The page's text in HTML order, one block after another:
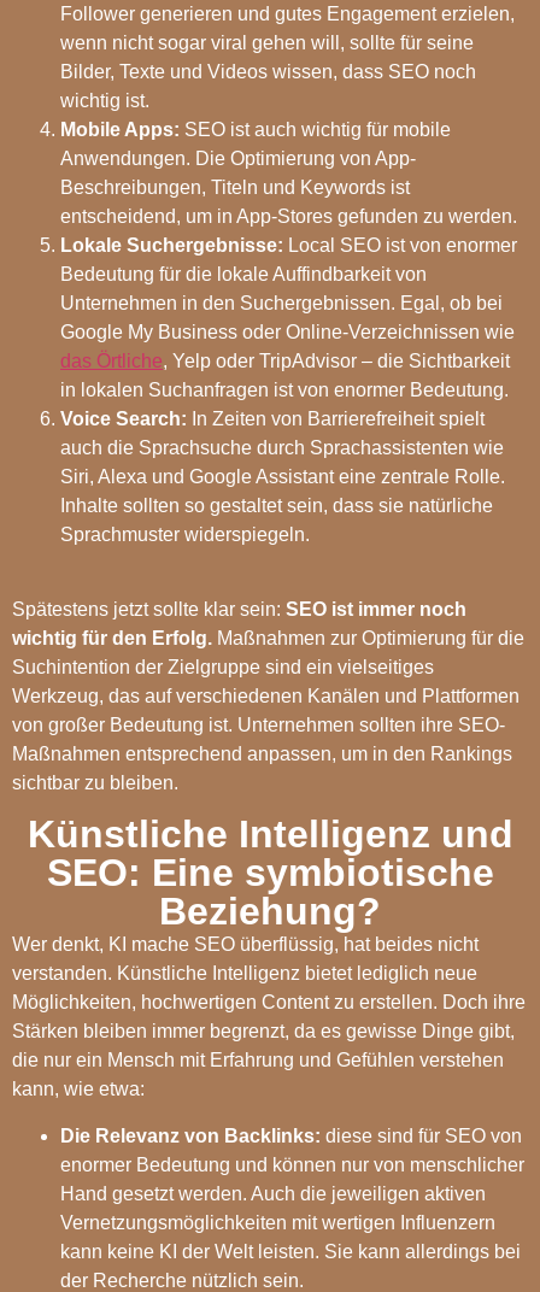
Follower generieren und gutes Engagement erzielen,
wenn nicht sogar viral gehen will, sollte für seine
Bilder, Texte und Videos wissen, dass SEO noch
wichtig ist.
Mobile Apps: SEO ist auch wichtig für mobile
Anwendungen. Die Optimierung von App-
Beschreibungen, Titeln und Keywords ist
entscheidend, um in App-Stores gefunden zu werden.
Lokale Suchergebnisse: Local SEO ist von enormer
Bedeutung für die lokale Auffindbarkeit von
Unternehmen in den Suchergebnissen. Egal, ob bei
Google My Business oder Online-Verzeichnissen wie
das Örtliche, Yelp oder TripAdvisor – die Sichtbarkeit
in lokalen Suchanfragen ist von enormer Bedeutung.
Voice Search: In Zeiten von Barrierefreiheit spielt
auch die Sprachsuche durch Sprachassistenten wie
Siri, Alexa und Google Assistant eine zentrale Rolle.
Inhalte sollten so gestaltet sein, dass sie natürliche
Sprachmuster widerspiegeln.
Spätestens jetzt sollte klar sein: SEO ist immer noch
wichtig für den Erfolg. Maßnahmen zur Optimierung für die
Suchintention der Zielgruppe sind ein vielseitiges
Werkzeug, das auf verschiedenen Kanälen und Plattformen
von großer Bedeutung ist. Unternehmen sollten ihre SEO-
Maßnahmen entsprechend anpassen, um in den Rankings
sichtbar zu bleiben.
Künstliche Intelligenz und
SEO: Eine symbiotische
Beziehung?
Wer denkt, KI mache SEO überflüssig, hat beides nicht
verstanden. Künstliche Intelligenz bietet lediglich neue
Möglichkeiten, hochwertigen Content zu erstellen. Doch ihre
Stärken bleiben immer begrenzt, da es gewisse Dinge gibt,
die nur ein Mensch mit Erfahrung und Gefühlen verstehen
kann, wie etwa:
Die Relevanz von Backlinks: diese sind für SEO von
enormer Bedeutung und können nur von menschlicher
Hand gesetzt werden. Auch die jeweiligen aktiven
Vernetzungsmöglichkeiten mit wertigen Influenzern
kann keine KI der Welt leisten. Sie kann allerdings bei
der Recherche nützlich sein.